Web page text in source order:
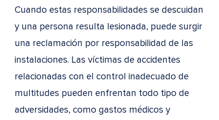
Cuando estas responsabilidades se descuidan
y una persona resulta lesionada, puede surgir
una reclamación por responsabilidad de las
instalaciones. Las víctimas de accidentes
relacionadas con el control inadecuado de
multitudes pueden enfrentan todo tipo de
adversidades, como gastos médicos y